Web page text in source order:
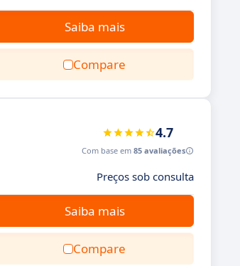
Saiba mais
Compare
4.7
Com base em 85 avaliações
Preços sob consulta
Saiba mais
Compare